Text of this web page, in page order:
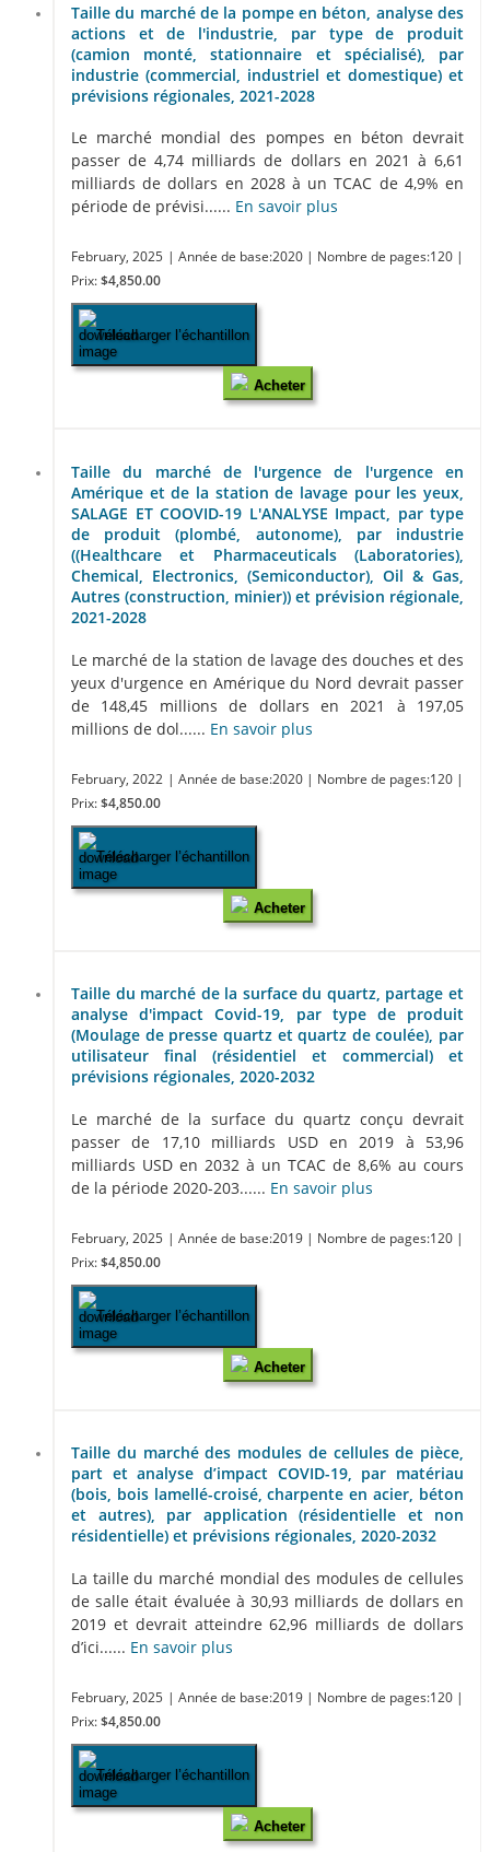
Taille du marché de la pompe en béton, analyse des
actions et de l'industrie, par type de produit
(camion monté, stationnaire et spécialisé), par
industrie (commercial, industriel et domestique) et
prévisions régionales, 2021-2028
Le marché mondial des pompes en béton devrait
passer de 4,74 milliards de dollars en 2021 à 6,61
milliards de dollars en 2028 à un TCAC de 4,9% en
période de prévisi...... En savoir plus
February, 2025 | Année de base:2020 | Nombre de pages:120 |
Prix: $4,850.00
Télécharger l’échantillon
Acheter
Taille du marché de l'urgence de l'urgence en
Amérique et de la station de lavage pour les yeux,
SALAGE ET COOVID-19 L'ANALYSE Impact, par type
de produit (plombé, autonome), par industrie
((Healthcare et Pharmaceuticals (Laboratories),
Chemical, Electronics, (Semiconductor), Oil & Gas,
Autres (construction, minier)) et prévision régionale,
2021-2028
Le marché de la station de lavage des douches et des
yeux d'urgence en Amérique du Nord devrait passer
de 148,45 millions de dollars en 2021 à 197,05
millions de dol...... En savoir plus
February, 2022 | Année de base:2020 | Nombre de pages:120 |
Prix: $4,850.00
Télécharger l’échantillon
Acheter
Taille du marché de la surface du quartz, partage et
analyse d'impact Covid-19, par type de produit
(Moulage de presse quartz et quartz de coulée), par
utilisateur final (résidentiel et commercial) et
prévisions régionales, 2020-2032
Le marché de la surface du quartz conçu devrait
passer de 17,10 milliards USD en 2019 à 53,96
milliards USD en 2032 à un TCAC de 8,6% au cours
de la période 2020-203...... En savoir plus
February, 2025 | Année de base:2019 | Nombre de pages:120 |
Prix: $4,850.00
Télécharger l’échantillon
Acheter
Taille du marché des modules de cellules de pièce,
part et analyse d’impact COVID-19, par matériau
(bois, bois lamellé-croisé, charpente en acier, béton
et autres), par application (résidentielle et non
résidentielle) et prévisions régionales, 2020-2032
La taille du marché mondial des modules de cellules
de salle était évaluée à 30,93 milliards de dollars en
2019 et devrait atteindre 62,96 milliards de dollars
d’ici...... En savoir plus
February, 2025 | Année de base:2019 | Nombre de pages:120 |
Prix: $4,850.00
Télécharger l’échantillon
Acheter